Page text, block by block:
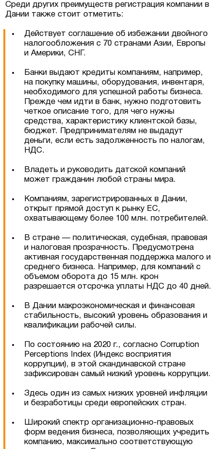
Среди других преимуществ регистрация компании в
Дании также стоит отметить:
Действует соглашение об избежании двойного
налогообложения с 70 странами Азии, Европы
и Америки, СНГ.
Банки выдают кредиты компаниям, например,
на покупку машины, оборудования, инвентаря,
необходимого для успешной работы бизнеса.
Прежде чем идти в банк, нужно подготовить
четкое описание того, для чего нужны
средства, характеристику клиентской базы,
бюджет. Предпринимателям не выдадут
деньги, если есть задолженность по налогам,
НДС.
Владеть и руководить датской компаний
может гражданин любой страны мира.
Компаниям, зарегистрированных в Дании,
открыт прямой доступ к рынку ЕС,
охватывающему более 100 млн. потребителей.
В стране — политическая, судебная, правовая
и налоговая прозрачность. Предусмотрена
активная государственная поддержка малого и
среднего бизнеса. Например, для компаний с
объемом оборота до 15 млн. крон
разрешается отсрочка уплаты НДС до 40 дней.
В Дании макроэкономическая и финансовая
стабильность, высокий уровень образования и
квалификации рабочей силы.
По состоянию на 2020 г., согласно Corruption
Perceptions Index (Индекс восприятия
коррупции), в этой скандинавской стране
зафиксирован самый низкий уровень коррупции.
Здесь один из самых низких уровней инфляции
и безработицы среди европейских стран.
Широкий спектр организационно-правовых
форм ведения бизнеса, позволяющих учредить
компанию, максимально соответствующую